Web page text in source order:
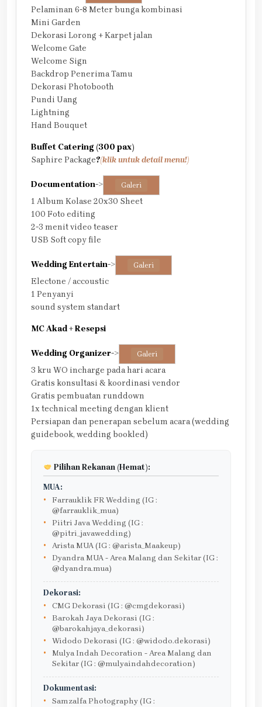
Pelaminan 6-8 Meter bunga kombinasi
Mini Garden
Dekorasi Lorong + Karpet jalan
Welcome Gate
Welcome Sign
Backdrop Penerima Tamu
Dekorasi Photobooth
Pundi Uang
Lightning
Hand Bouquet
Buffet Catering (300 pax)
Saphire Package?(klik untuk detail menu!)
Documentation-> Galeri
1 Album Kolase 20x30 Sheet
100 Foto editing
2-3 menit video teaser
USB Soft copy file
Wedding Entertain-> Galeri
Electone / accoustic
1 Penyanyi
sound system standart
MC Akad + Resepsi
Wedding Organizer-> Galeri
3 kru WO incharge pada hari acara
Gratis konsultasi & koordinasi vendor
Gratis pembuatan runddown
1x technical meeting dengan klient
Persiapan dan penerapan sebelum acara (wedding
guidebook, wedding bookled)
Pilihan Rekanan (Hemat):
MUA:
Farrauklik FR Wedding (IG :
@farrauklik_mua)
Piitri Java Wedding (IG :
@pitri_javawedding)
Arista MUA (IG : @arista_Maakeup)
Dyandra MUA - Area Malang dan Sekitar (IG :
@dyandra.mua)
Dekorasi:
CMG Dekorasi (IG : @cmgdekorasi)
Barokah Jaya Dekorasi (IG :
@barokahjaya_dekorasi)
Widodo Dekorasi (IG : @widodo.dekorasi)
Mulya Indah Decoration - Area Malang dan
Sekitar (IG : @mulyaindahdecoration)
Dokumentasi:
Samzalfa Photography (IG :